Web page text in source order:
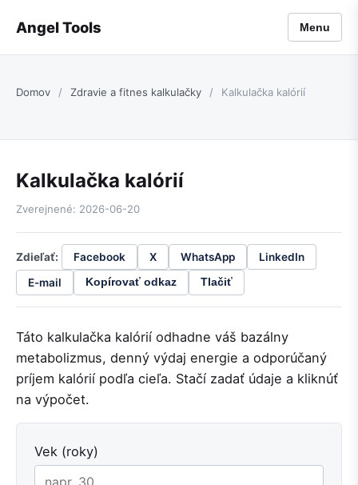
Angel Tools Menu
Domov / Zdravie a fitnes kalkulačky / Kalkulačka kalórií
Kalkulačka kalórií
Zverejnené: 2026-06-20
Zdieľať: Facebook X WhatsApp
LinkedIn
E-mail
Kopírovať odkaz Tlačiť
Táto kalkulačka kalórií odhadne váš bazálny
metabolizmus, denný výdaj energie a odporúčaný
príjem kalórií podľa cieľa. Stačí zadať údaje a kliknúť
na výpočet.
Vek (roky)